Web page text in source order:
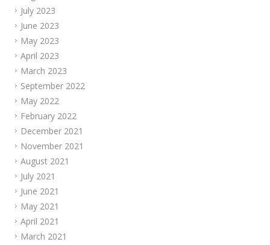
July 2023
June 2023
May 2023
April 2023
March 2023
September 2022
May 2022
February 2022
December 2021
November 2021
August 2021
July 2021
June 2021
May 2021
April 2021
March 2021